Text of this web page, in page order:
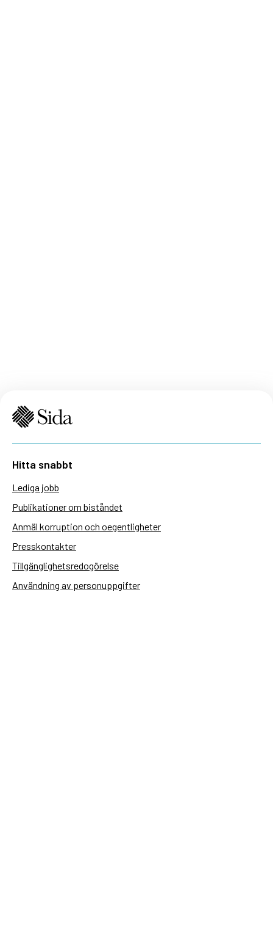
Hitta snabbt
Lediga jobb
Publikationer om biståndet
Anmäl korruption och oegentligheter
Presskontakter
Tillgänglighetsredogörelse
Användning av personuppgifter